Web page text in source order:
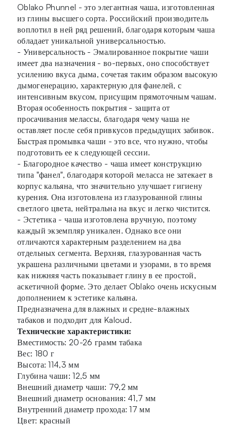
Oblako Phunnel - это элегантная чаша, изготовленная
из глины высшего сорта. Российский производитель
воплотил в ней ряд решений, благодаря которым чаша
обладает уникальной универсальностью.
- Универсальность - Эмалированное покрытие чаши
имеет два назначения - во-первых, оно способствует
усилению вкуса дыма, сочетая таким образом высокую
дымогенерацию, характерную для фанелей, с
интенсивным вкусом, присущим прямоточным чашам.
Вторая особенность покрытия - защита от
просачивания мелассы, благодаря чему чаша не
оставляет после себя привкусов предыдущих забивок.
Быстрая промывка чаши - это все, что нужно, чтобы
подготовить ее к следующей сессии.
- Благородное качество - чаша имеет конструкцию
типа "фанел", благодаря которой меласса не затекает в
корпус кальяна, что значительно улучшает гигиену
курения. Она изготовлена из глазурованной глины
светлого цвета, нейтральна на вкус и легко чистится.
- Эстетика - чаша изготовлена вручную, поэтому
каждый экземпляр уникален. Однако все они
отличаются характерным разделением на два
отдельных сегмента. Верхняя, глазурованная часть
украшена различными цветами и узорами, в то время
как нижняя часть показывает глину в ее простой,
аскетичной форме. Это делает Oblako очень искусным
дополнением к эстетике кальяна.
Предназначена для влажных и средне-влажных
табаков и подходит для Kaloud.
Технические характеристики:
Вместимость: 20-26 грамм табака
Вес: 180 г
Высота: 114,3 мм
Глубина чаши: 12,5 мм
Внешний диаметр чаши: 79,2 мм
Внешний диаметр основания: 41,7 мм
Внутренний диаметр прохода: 17 мм
Цвет: красный